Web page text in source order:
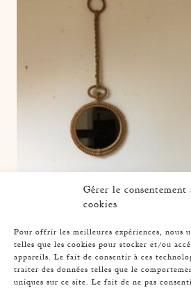
Gérer le consentement
cookies
Pour offrir les meilleures expériences, nous
telles que les cookies pour stocker et/ou
appareils. Le fait de consentir à ces
traiter des données telles que le
uniques sur ce site. Le fait de ne pas